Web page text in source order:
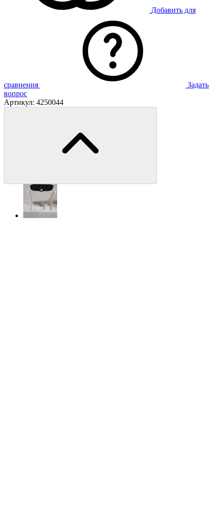
Добавить для
сравнения
Задать
вопрос
Артикул: 4250044